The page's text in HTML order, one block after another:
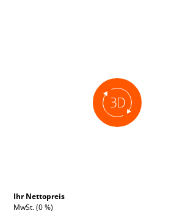
Ihr Nettopreis
MwSt. (0 %)